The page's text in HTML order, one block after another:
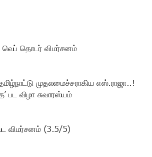
தொடர் விமர்சனம்
முதலமைச்சராகிய எஸ்.ராஜா..!
பட விழா சுவாரஸ்யம்
விமர்சனம் (3.5/5)